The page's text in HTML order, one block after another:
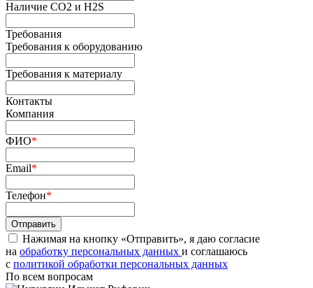
Наличие СО2 и H2S
Требования
Требования к оборудованию
Требования к материалу
Контакты
Компания
ФИО*
Email*
Телефон*
Нажимая на кнопку «Отправить», я даю согласие
на обработку персональных данных и соглашаюсь
c политикой обработки персональных данных
По всем вопросам